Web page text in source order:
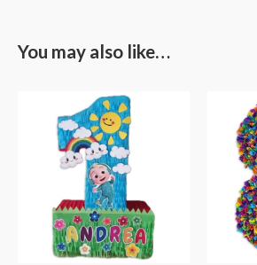
You may also like…